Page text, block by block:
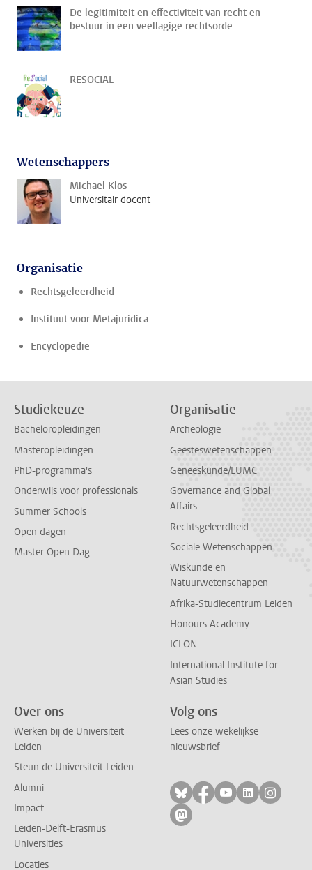
De legitimiteit en effectiviteit van recht en
bestuur in een veellagige rechtsorde
RESOCIAL
Wetenschappers
Michael Klos
Universitair docent
Organisatie
Rechtsgeleerdheid
Instituut voor Metajuridica
Encyclopedie
Studiekeuze
Bacheloropleidingen
Masteropleidingen
PhD-programma's
Onderwijs voor professionals
Summer Schools
Open dagen
Master Open Dag
Organisatie
Archeologie
Geesteswetenschappen
Geneeskunde/LUMC
Governance and Global
Affairs
Rechtsgeleerdheid
Sociale Wetenschappen
Wiskunde en
Natuurwetenschappen
Afrika-Studiecentrum Leiden
Honours Academy
ICLON
International Institute for
Asian Studies
Over ons
Werken bij de Universiteit
Leiden
Steun de Universiteit Leiden
Alumni
Impact
Leiden-Delft-Erasmus
Universities
Locaties
Volg ons
Lees onze wekelijkse
nieuwsbrief
Volg ons op bluesky
Volg ons op
Volg ons op
Volg ons
Volg
Volg ons op mastodon